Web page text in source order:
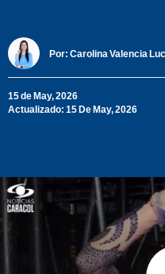
Por: Carolina Valencia
15 de May, 2026
Actualizado: 15 De May, 2026